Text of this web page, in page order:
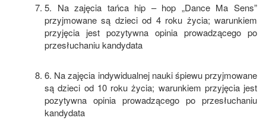
5. Na zajęcia tańca hip – hop „Dance Ma Sens”
przyjmowane są dzieci od 4 roku życia; warunkiem
przyjęcia jest pozytywna opinia prowadzącego po
przesłuchaniu kandydata
6. Na zajęcia indywidualnej nauki śpiewu przyjmowane
są dzieci od 10 roku życia; warunkiem przyjęcia jest
pozytywna opinia prowadzącego po przesłuchaniu
kandydata